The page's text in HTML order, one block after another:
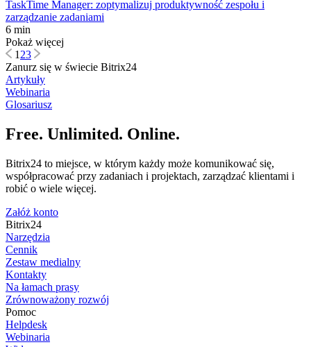
TaskTime Manager: zoptymalizuj produktywność zespołu i
zarządzanie zadaniami
6 min
Pokaż więcej
123
Zanurz się w świecie Bitrix24
Artykuły
Webinaria
Glosariusz
Free. Unlimited. Online.
Bitrix24 to miejsce, w którym każdy może komunikować się,
współpracować przy zadaniach i projektach, zarządzać klientami i
robić o wiele więcej.
Załóż konto
Bitrix24
Narzędzia
Cennik
Zestaw medialny
Kontakty
Na łamach prasy
Zrównoważony rozwój
Pomoc
Helpdesk
Webinaria